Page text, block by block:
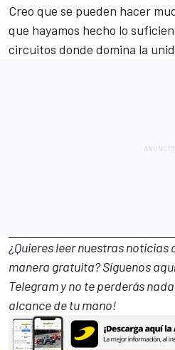
Creo que se pueden hacer
que hayamos hecho lo
circuitos donde domina la
¿Quieres leer nuestras noticias
manera gratuita? Síguenos
Telegramy no te perderás
alcance de tu mano!